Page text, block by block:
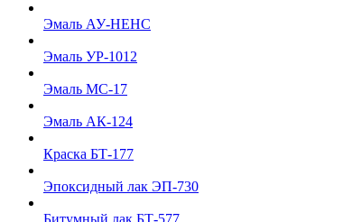
Эмаль АУ-НЕНС
Эмаль УР-1012
Эмаль МС-17
Эмаль АК-124
Краска БТ-177
Эпоксидный лак ЭП-730
Битумный лак БТ-577